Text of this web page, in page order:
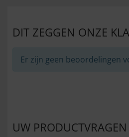
DIT ZEGGEN ONZE
Er zijn geen beoordelingen
UW PRODUCTVRAGEN